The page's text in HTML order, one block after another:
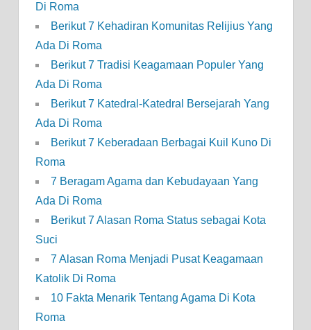
Di Roma
Berikut 7 Kehadiran Komunitas Relijius Yang
Ada Di Roma
Berikut 7 Tradisi Keagamaan Populer Yang
Ada Di Roma
Berikut 7 Katedral-Katedral Bersejarah Yang
Ada Di Roma
Berikut 7 Keberadaan Berbagai Kuil Kuno Di
Roma
7 Beragam Agama dan Kebudayaan Yang
Ada Di Roma
Berikut 7 Alasan Roma Status sebagai Kota
Suci
7 Alasan Roma Menjadi Pusat Keagamaan
Katolik Di Roma
10 Fakta Menarik Tentang Agama Di Kota
Roma